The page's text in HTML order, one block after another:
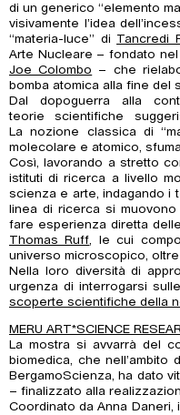
di un generico “elemento
visivamente l’idea
“materia-luce” di Tancredi
Arte Nucleare – fondato nel
Joe Colombo – che
bomba atomica alla fine del
Dal dopoguerra alla
teorie scientifiche
La nozione classica di
molecolare e atomico,
Così, lavorando a stretto
istituti di ricerca a livello
scienza e arte, indagando i
linea di ricerca si
fare esperienza diretta
Thomas Ruff , le cui
universo microscopico,
Nella loro diversità di
urgenza di interrogarsi sulle
scoperte scientifiche della
MERU ART*SCIENCE
La mostra si avvarrà del
biomedica, che nell’ambito
BergamoScienza, ha dato
– finalizzato alla
Coordinato da Anna